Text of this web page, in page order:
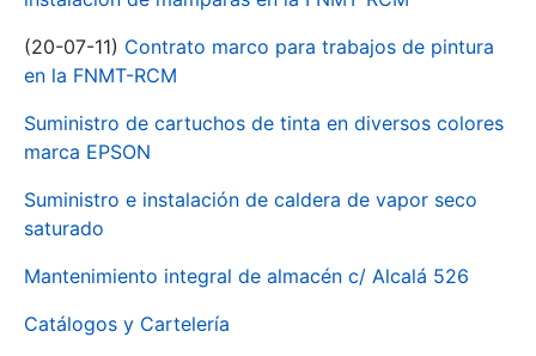
(20-07-11) Contrato marco para trabajos de pintura
en la FNMT-RCM
Suministro de cartuchos de tinta en diversos colores
marca EPSON
Suministro e instalación de caldera de vapor seco
saturado
Mantenimiento integral de almacén c/ Alcalá 526
Catálogos y Cartelería